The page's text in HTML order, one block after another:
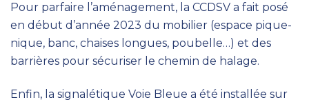
Pour parfaire l’aménagement, la CCDSV a fait posé
en début d’année 2023 du mobilier (espace pique-
nique, banc, chaises longues, poubelle…) et des
barrières pour sécuriser le chemin de halage.
Enfin, la signalétique Voie Bleue a été installée sur